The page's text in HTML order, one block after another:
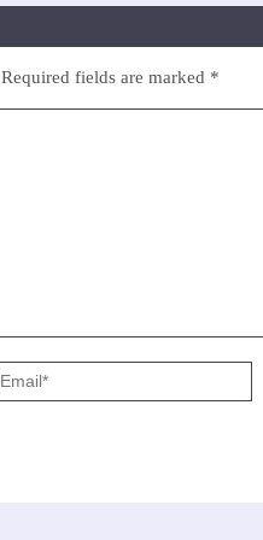
Required fields are marked *